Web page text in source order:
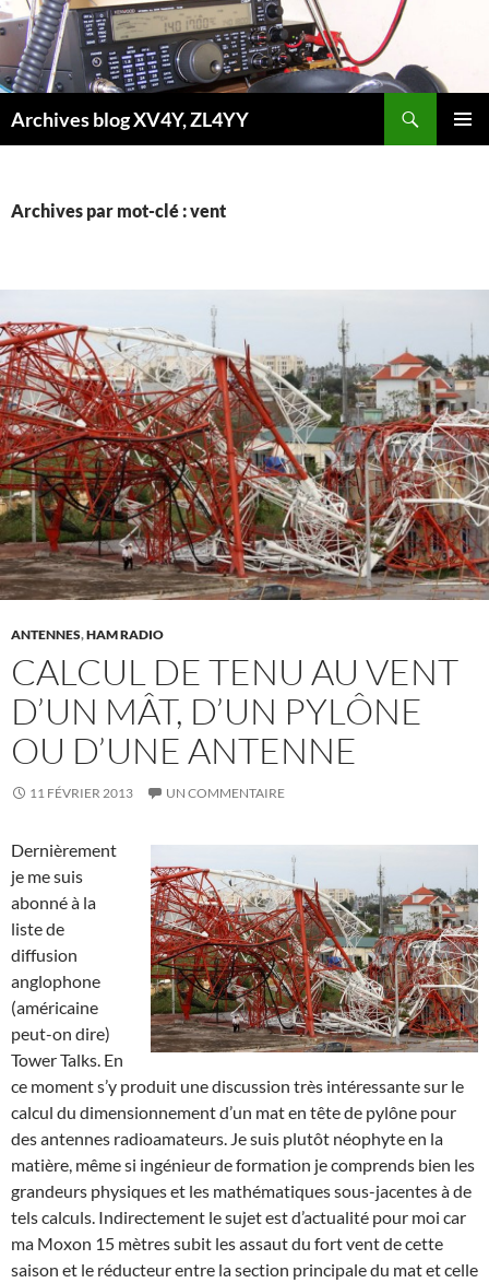
Aller
au
contenu
Archives blog XV4Y, ZL4YY
Archives par mot-clé : vent
ANTENNES,HAM RADIO
CALCUL DE TENU AU VENT
D’UN MÂT, D’UN PYLÔNE
OU D’UNE ANTENNE
11 FÉVRIER 2013 UN COMMENTAIRE
Dernièrement
je me suis
abonné à la
liste de
diffusion
anglophone
(américaine
peut-on dire)
Tower Talks. En
ce moment s’y produit une discussion très intéressante sur le
calcul du dimensionnement d’un mat en tête de pylône pour
des antennes radioamateurs. Je suis plutôt néophyte en la
matière, même si ingénieur de formation je comprends bien les
grandeurs physiques et les mathématiques sous-jacentes à de
tels calculs. Indirectement le sujet est d’actualité pour moi car
ma Moxon 15 mètres subit les assaut du fort vent de cette
saison et le réducteur entre la section principale du mat et celle